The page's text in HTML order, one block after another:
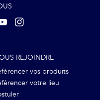
REJOINDRE
vos produits
votre lieu